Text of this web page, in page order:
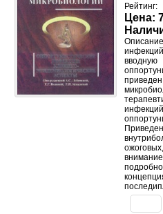
Рейтинг:
Цена:
вводную